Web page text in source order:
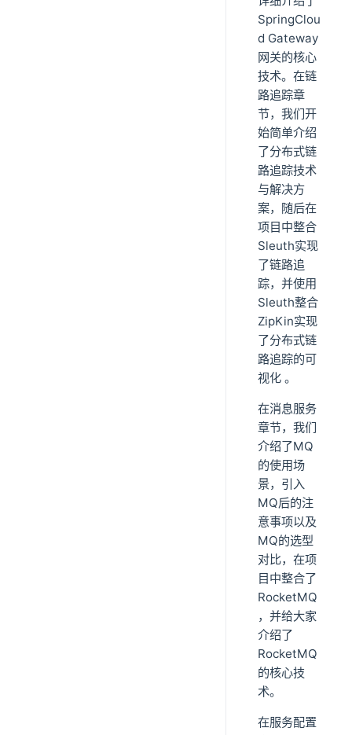
SpringClou
d Gateway
网关的核心
技术。在链
路追踪章
节，我们开
始简单介绍
了分布式链
路追踪技术
与解决方
案，随后在
项目中整合
Sleuth实现
了链路追
踪，并使用
Sleuth整合
ZipKin实现
了分布式链
路追踪的可
视化 。
在消息服务
章节，我们
介绍了MQ
的使用场
景，引入
MQ后的注
意事项以及
MQ的选型
对比，在项
目中整合了
RocketMQ
，并给大家
介绍了
RocketMQ
的核心技
术。
在服务配置